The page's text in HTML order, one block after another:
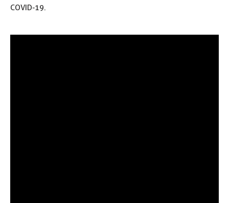
COVID-19.